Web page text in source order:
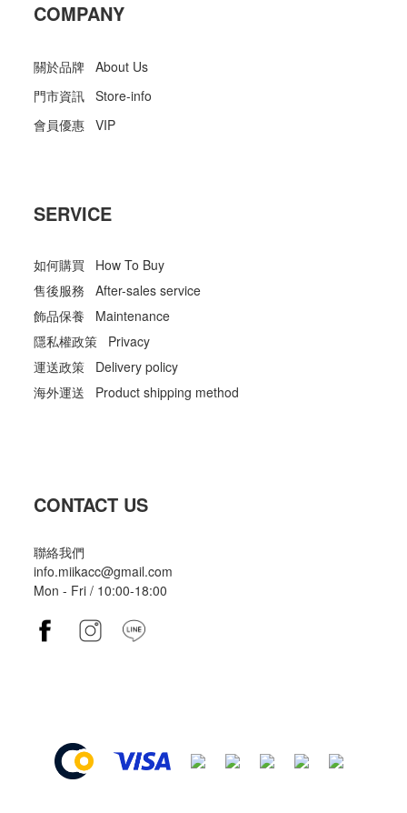
COMPANY
關於品牌 About Us
門市資訊 Store-info
會員優惠 VIP
SERVICE
如何購買 How To Buy
售後服務 After-sales service
飾品保養 Maintenance
隱私權政策 Privacy
運送政策 Delivery policy
海外運送 Product shipping method
CONTACT US
聯絡我們
info.miikacc@gmail.com
Mon - Fri / 10:00-18:00